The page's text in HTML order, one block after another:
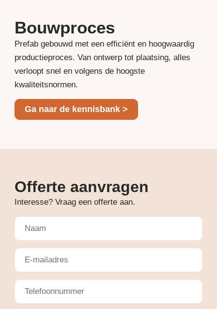
Bouwproces
Prefab gebouwd met een efficiënt en hoogwaardig
productieproces. Van ontwerp tot plaatsing, alles
verloopt snel en volgens de hoogste
kwaliteitsnormen.
Ga naar de kennisbank >
Offerte aanvragen
Interesse? Vraag een offerte aan.